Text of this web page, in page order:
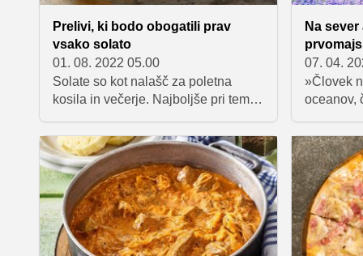
Prelivi, ki bodo obogatili prav
vsako solato
01. 08. 2022 05.00
Solate so kot nalašč za poletna
kosila in večerje. Najboljše pri tem
posebej če jih začinimo z doma
pripravljenimi solatnimi prelivi. Če
ste naveličani zgolj kisa in olja,
poskusite katerega od spodnjih
predlogov.
Na
07. 04.
»Človek
oceanov,